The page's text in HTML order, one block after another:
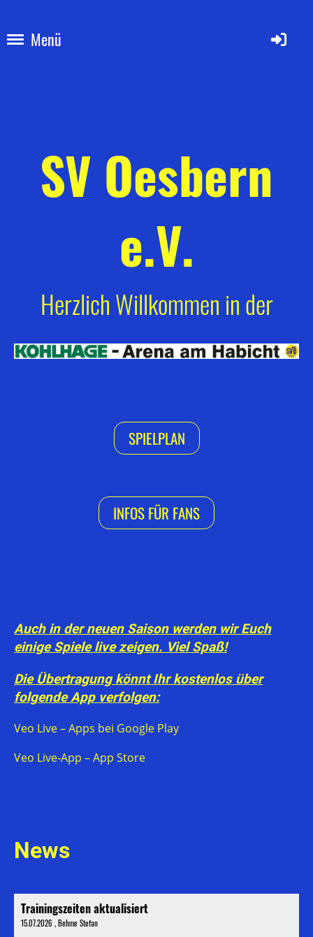
Menü
SV Oesbern
e.V.
Herzlich Willkommen in der
SPIELPLAN
INFOS FÜR FANS
Auch in der neuen Saison werden wir Euch
einige Spiele live zeigen. Viel Spaß!
Die Übertragung könnt Ihr kostenlos über
folgende App verfolgen:
Veo Live – Apps bei Google Play
‎Veo Live‑App – App Store
News
Trainingszeiten aktualisiert
15.07.2026 , Behme Stefan